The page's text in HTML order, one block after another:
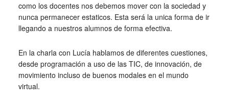
como los docentes nos debemos mover con la sociedad y
nunca permanecer estaticos. Esta será la unica forma de ir
llegando a nuestros alumnos de forma efectiva.
En la charla con Lucía hablamos de diferentes cuestiones,
desde programación a uso de las TIC, de innovación, de
movimiento incluso de buenos modales en el mundo
virtual.